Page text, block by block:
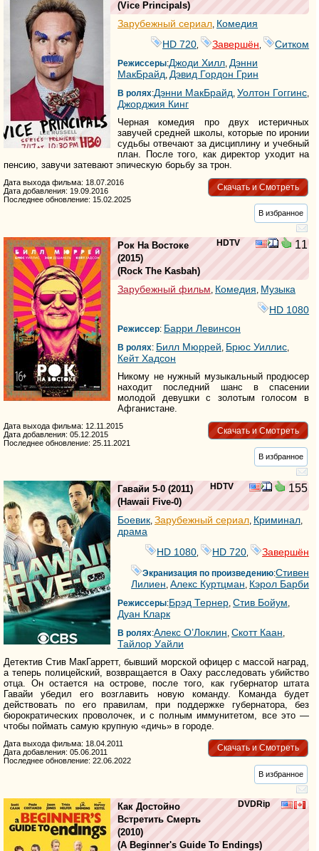
(Vice Principals)
Зарубежный сериал, Комедия
HD 720
Завершён Ситком
Режиссеры:Джоди Хилл, Дэнни
МакБрайд, Дэвид Гордон Грин
В ролях:Дэнни МакБрайд, Уолтон Гоггинс,
Джорджия Кинг
Черная комедия про двух истеричных
завучей средней школы, которые по иронии
судьбы отвечают за дисциплину и учебный
план. После того, как директор уходит на
пенсию, завучи затевают эпическую борьбу за трон.
Скачать и Смотреть
Дата выхода фильма: 18.07.2016
Дата добавления: 19.09.2016
Последнее обновление: 15.02.2025
В избранное
HDTV 11
Рок На Востоке
(2015)
(Rock The Kasbah)
Зарубежный фильм, Комедия, Музыка
HD 1080
Режиссер: Барри Левинсон
В ролях: Билл Мюррей, Брюс Уиллис,
Кейт Хадсон
Никому не нужный музыкальный продюсер
находит последний шанс в спасении
молодой девушки с золотым голосом в
Афганистане.
Скачать и Смотреть
Дата выхода фильма: 12.11.2015
Дата добавления: 05.12.2015
Последнее обновление: 25.11.2021
В избранное
HDTV 155
Гавайи 5-0 (2011)
(Hawaii Five-0)
Боевик, Зарубежный сериал, Криминал,
драма
HD 1080
HD 720 Завершён
Экранизация по произведению:Стивен
Лилиен,Алекс Куртцман, Кэрол Барби
Режиссеры:Брэд Тернер, Стив Бойум,
Дуан Кларк
В ролях:Алекс О’Локлин, Скотт Каан,
Тайлор Уайли
Детектив Стив МакГарретт, бывший морской офицер с массой наград,
а теперь полицейский, возвращается в Оаху расследовать убийство
отца. Он остается на острове, после того, как губернатор штата
Гавайи убедил его возглавить новую команду. Команда будет
действовать по его правилам, при поддержке губернатора, без
бюрократических проволочек, и с полным иммунитетом, все это —
чтобы поймать самую крупную «дичь» в городе.
Скачать и Смотреть
Дата выхода фильма: 18.04.2011
Дата добавления: 05.06.2011
Последнее обновление: 22.06.2022
В избранное
DVDRip
Как Достойно
Встретить Смерть
(2010)
(A Beginner's Guide To Endings)